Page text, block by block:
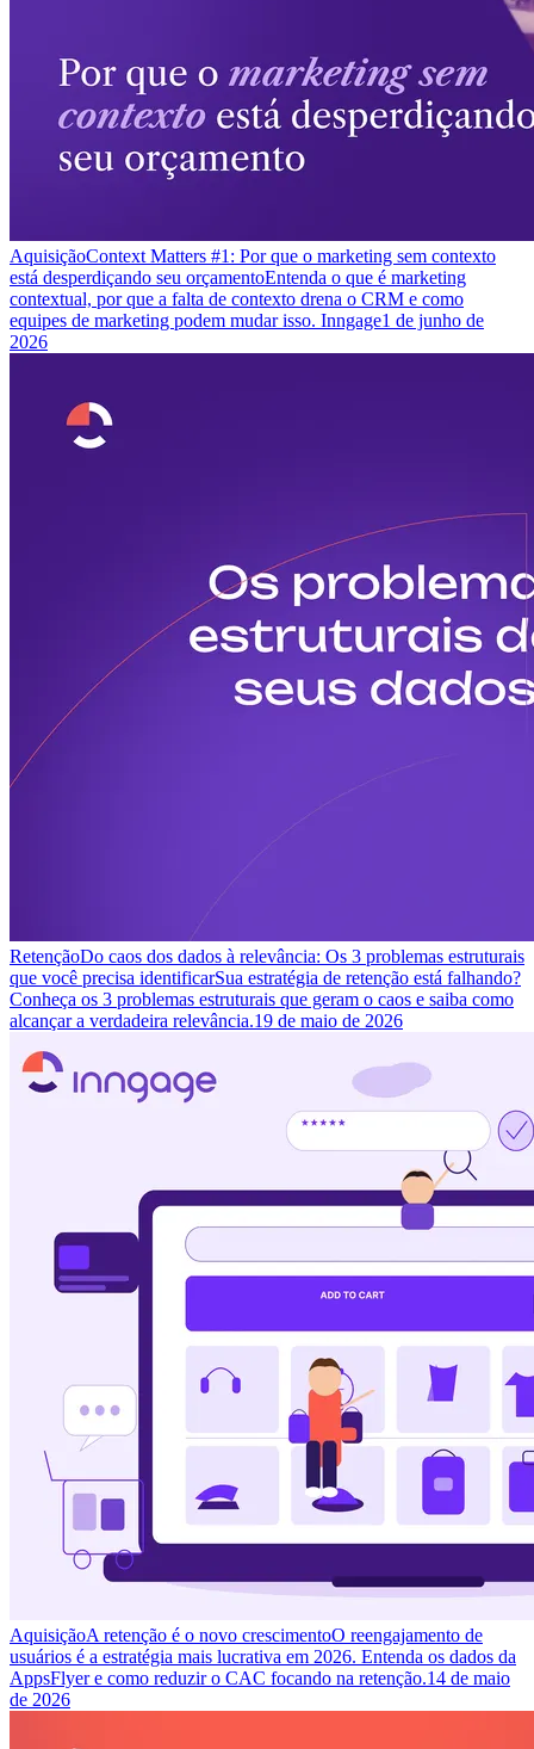
AquisiçãoContext Matters #1: Por que o marketing sem contexto
está desperdiçando seu orçamentoEntenda o que é marketing
contextual, por que a falta de contexto drena o CRM e como
equipes de marketing podem mudar isso. Inngage1 de junho de
2026
RetençãoDo caos dos dados à relevância: Os 3 problemas estruturais
que você precisa identificarSua estratégia de retenção está falhando?
Conheça os 3 problemas estruturais que geram o caos e saiba como
alcançar a verdadeira relevância.19 de maio de 2026
AquisiçãoA retenção é o novo crescimentoO reengajamento de
usuários é a estratégia mais lucrativa em 2026. Entenda os dados da
AppsFlyer e como reduzir o CAC focando na retenção.14 de maio
de 2026